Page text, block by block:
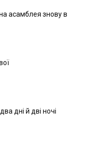
асамблея знову в
дні й дві ночі